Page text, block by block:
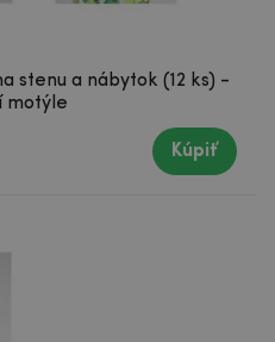
stenu a nábytok (12 ks) -
motýle
Kúpiť